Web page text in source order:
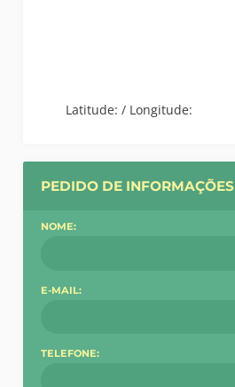
Latitude: / Longitude:
PEDIDO DE INFORMAÇÕES
NOME:
E-MAIL:
TELEFONE: